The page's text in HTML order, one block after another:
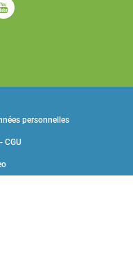
CGU
personnelles